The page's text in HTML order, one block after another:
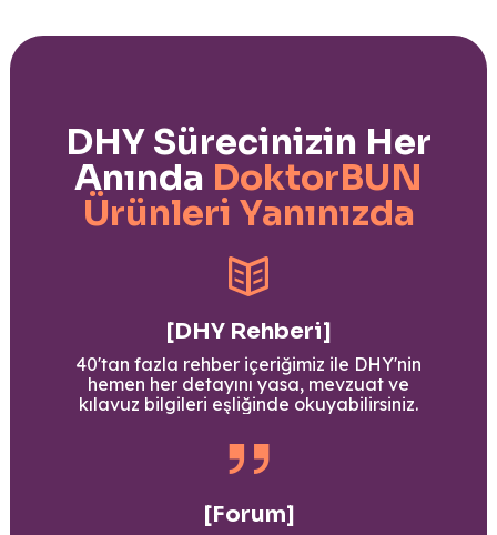
DHY Sürecinizin Her
Anında DoktorBUN
Ürünleri Yanınızda
[DHY Rehberi]
40'tan fazla rehber içeriğimiz ile DHY'nin
hemen her detayını yasa, mevzuat ve
kılavuz bilgileri eşliğinde okuyabilirsiniz.
[Forum]